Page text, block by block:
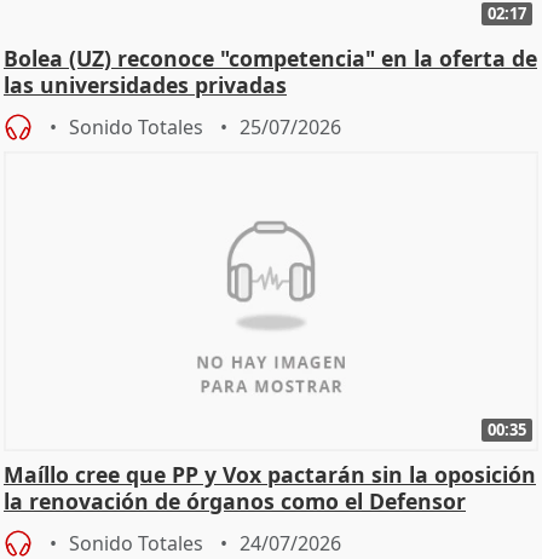
02:17
Bolea (UZ) reconoce "competencia" en la oferta de
las universidades privadas
Sonido Totales 25/07/2026
00:35
Maíllo cree que PP y Vox pactarán sin la oposición
la renovación de órganos como el Defensor
Sonido Totales 24/07/2026